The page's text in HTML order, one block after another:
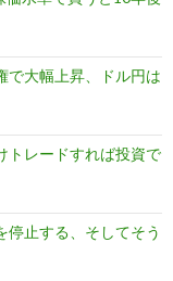
で大幅上昇、ドル円は
トレードすれば投資で
停止する、そしてそう